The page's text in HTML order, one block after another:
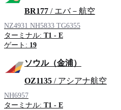
BR177 / エバ－航空
NZ4931 NH5833 TG6355
ターミナル: T1 - E
ゲート: 19
ソウル（金浦）
OZ1135 / アシアナ航空
NH6957
ターミナル: T1 - E